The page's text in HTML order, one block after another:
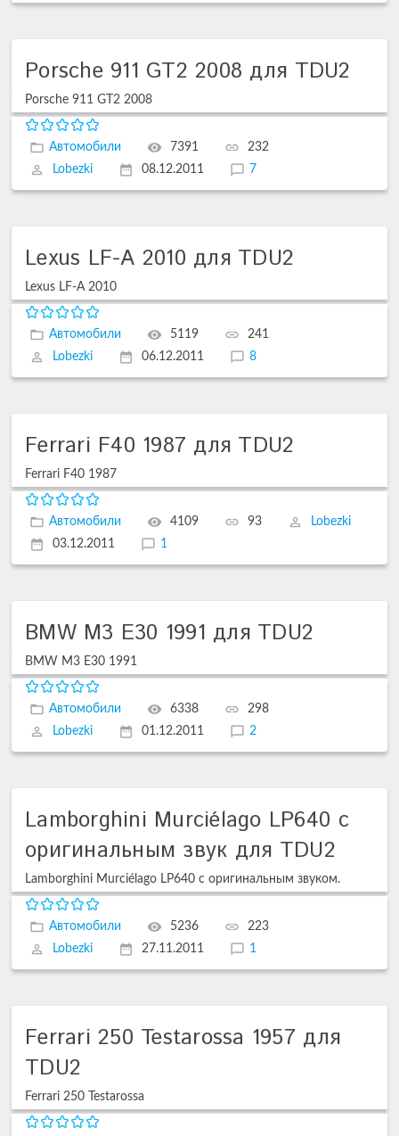
Porsche 911 GT2 2008 для TDU2
Porsche 911 GT2 2008
Автомобили 7391
232
Lobezki
08.12.2011 7
Lexus LF-A 2010 для TDU2
Lexus LF-A 2010
Автомобили 5119
241
Lobezki
06.12.2011 8
Ferrari F40 1987 для TDU2
Ferrari F40 1987
Автомобили 4109 93
Lobezki
03.12.2011
1
BMW M3 E30 1991 для TDU2
BMW M3 E30 1991
Автомобили 6338
298
Lobezki
01.12.2011 2
Lamborghini Murciélago LP640 с
оригинальным звук для TDU2
Lamborghini Murciélago LP640 с оригинальным звуком.
Автомобили 5236
223
Lobezki
27.11.2011 1
Ferrari 250 Testarossa 1957 для
TDU2
Ferrari 250 Testarossa